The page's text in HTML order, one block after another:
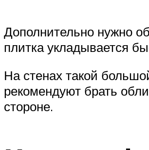
Дополнительно нужно
плитка укладывается
На стенах такой
рекомендуют брать
стороне.